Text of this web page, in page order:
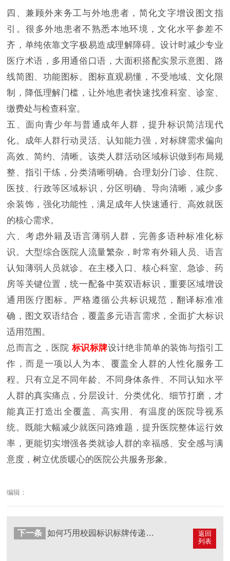
四、兼顾外来务工与外地患者，简化文字增设图文指
引。很多外地患者不熟悉本地环境，文化水平参差不
齐，单纯依靠文字极易造成理解障碍。设计时减少专业
医疗术语，多用通俗口语，大面积搭配实景示意图、路
线简图、功能图标。图标直观易懂，不受地域、文化限
制，降低理解门槛，让外地患者快速找准科室、诊室、
缴费处与检查科室。
五、面向青少年与普通成年人群，提升标识简洁现代
化。成年人群行动灵活、认知能力强，对标牌需求偏向
高效、简约、清晰。该类人群活动区域标识做到布局规
整、指引干练，分类清晰明确。合理划分门诊、住院、
医技、行政等区域标识，分区明确、导向清晰，减少多
余装饰，强化功能性，满足成年人快速通行、高效就医
的核心需求。
六、考虑外籍及语言薄弱人群，完善多语种标准化标
识。大型综合医院人流量繁杂，时常有外籍人员、语言
认知薄弱人员就诊。在主楼入口、核心科室、急诊、药
房等关键位置，统一配备中英双语标识，重要区域增设
通用医疗图标。严格遵循公共标识规范，翻译标准准
确，图文双语结合，覆盖多元语言需求，全面扩大标识
适用范围。
总而言之，医院标识标牌设计绝非简单的装饰与指引工
作，而是一项以人为本、覆盖全人群的人性化服务工
程。只有立足不同年龄、不同身体条件、不同认知水平
人群的真实痛点，分层设计、分类优化、细节打磨，才
能真正打造出全覆盖、高实用、有温度的医院导视系
统。既能大幅减少就医问路难题，提升医院整体运行效
率，更能切实增强各类就诊人群的幸福感、安全感与满
意度，树立优质暖心的医院公共服务形象。
编辑：
返回
列表
下一条 如何巧用校园标识标牌传递校园文化内涵？